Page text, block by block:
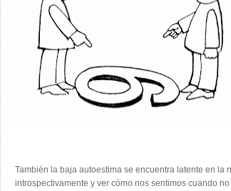
También la baja autoestima se encuentra latente en
introspectivamente y ver cómo nos sentimos cuando